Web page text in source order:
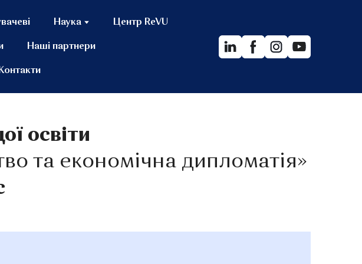
Наука Центр ReVU
Наші партнери
Контакти
освіти
та економічна дипломатія»